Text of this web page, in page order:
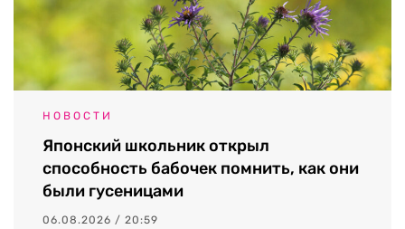
НОВОСТИ
Японский школьник открыл
способность бабочек помнить, как они
были гусеницами
06.08.2026 / 20:59